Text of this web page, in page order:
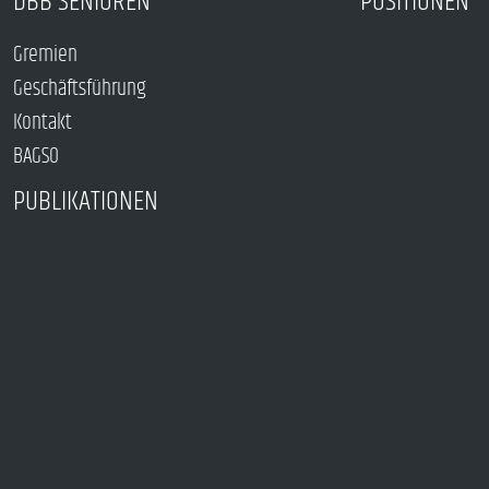
Gremien
Geschäftsführung
Kontakt
BAGSO
PUBLIKATIONEN